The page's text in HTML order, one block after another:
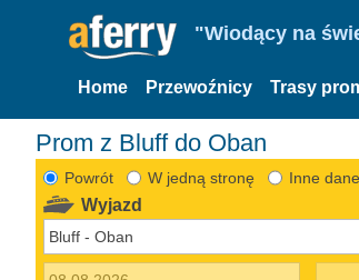
"Wiodący na
Home Przewoźnicy Trasy
Prom z Bluff do Oban
Powrót W jedną stronę Inne
Wyjazd